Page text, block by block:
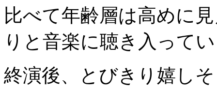
比べて年齢層は高めに
りと音楽に聴き入って
終演後、とびきり嬉し